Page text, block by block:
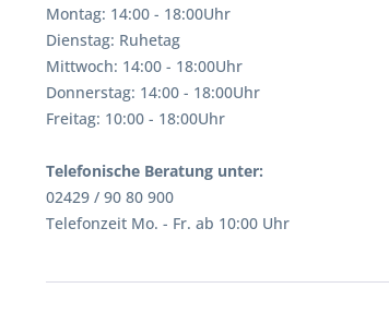
Montag: 14:00 - 18:00Uhr
Dienstag: Ruhetag
Mittwoch: 14:00 - 18:00Uhr
Donnerstag: 14:00 - 18:00Uhr
Freitag: 10:00 - 18:00Uhr
Telefonische Beratung unter:
02429 / 90 80 900
Telefonzeit Mo. - Fr. ab 10:00 Uhr